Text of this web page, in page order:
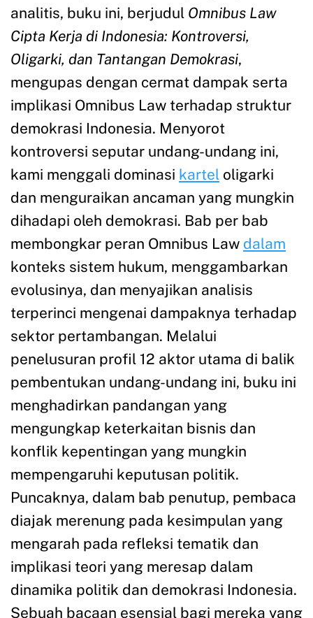
analitis, buku ini, berjudul Omnibus Law
Cipta Kerja di Indonesia: Kontroversi,
Oligarki, dan Tantangan Demokrasi,
mengupas dengan cermat dampak serta
implikasi Omnibus Law terhadap struktur
demokrasi Indonesia. Menyorot
kontroversi seputar undang-undang ini,
kami menggali dominasi kartel oligarki
dan menguraikan ancaman yang mungkin
dihadapi oleh demokrasi. Bab per bab
membongkar peran Omnibus Law dalam
konteks sistem hukum, menggambarkan
evolusinya, dan menyajikan analisis
terperinci mengenai dampaknya terhadap
sektor pertambangan. Melalui
penelusuran profil 12 aktor utama di balik
pembentukan undang-undang ini, buku ini
menghadirkan pandangan yang
mengungkap keterkaitan bisnis dan
konflik kepentingan yang mungkin
mempengaruhi keputusan politik.
Puncaknya, dalam bab penutup, pembaca
diajak merenung pada kesimpulan yang
mengarah pada refleksi tematik dan
implikasi teori yang meresap dalam
dinamika politik dan demokrasi Indonesia.
Sebuah bacaan esensial bagi mereka yang